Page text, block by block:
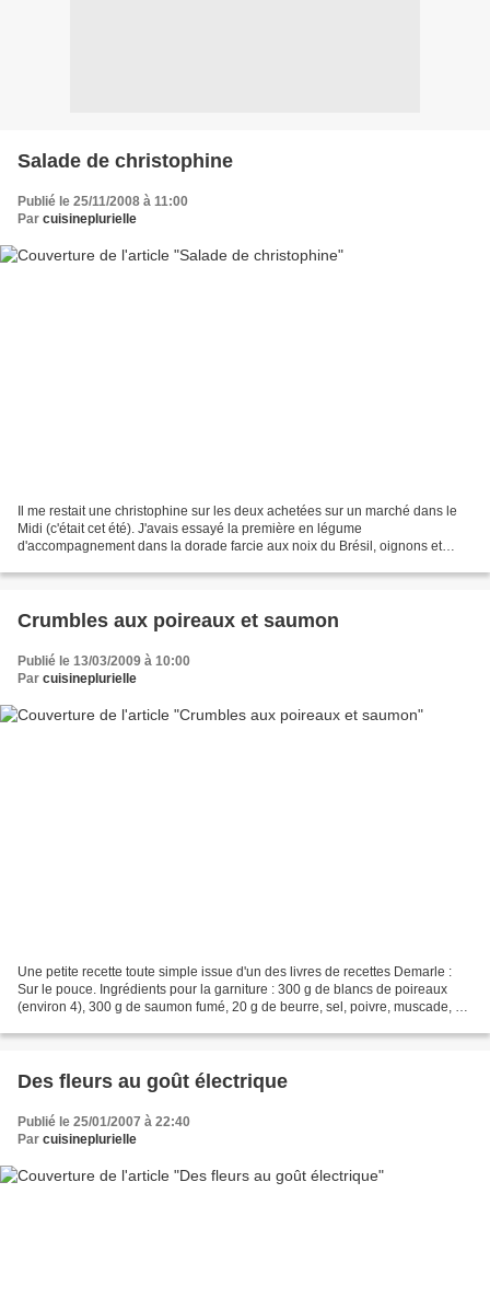
Salade de christophine
Publié le 25/11/2008 à 11:00
Par cuisineplurielle
Il me restait une christophine sur les deux achetées sur un marché dans le
Midi (c'était cet été). J'avais essayé la première en légume
d'accompagnement dans la dorade farcie aux noix du Brésil, oignons et
Crumbles aux poireaux et saumon
Publié le 13/03/2009 à 10:00
Par cuisineplurielle
Une petite recette toute simple issue d'un des livres de recettes Demarle :
Sur le pouce. Ingrédients pour la garniture : 300 g de blancs de poireaux
(environ 4), 300 g de saumon fumé, 20 g de beurre, sel, poivre, muscade, 40
Des fleurs au goût électrique
Publié le 25/01/2007 à 22:40
Par cuisineplurielle